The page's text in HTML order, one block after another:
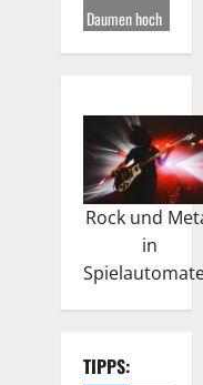
Daumen hoch
Rock und
in
TIPPS: